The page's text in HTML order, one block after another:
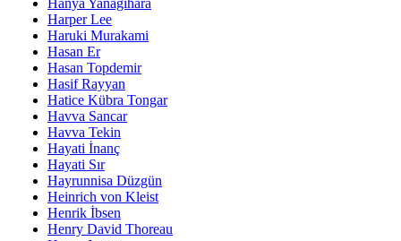
Harper Lee
Haruki Murakami
Hasan Er
Hasan Topdemir
Hasif Rayyan
Hatice Kübra Tongar
Havva Sancar
Havva Tekin
Hayati İnanç
Hayati Sır
Hayrunnisa Düzgün
Heinrich von Kleist
Henrik İbsen
Henry David Thoreau